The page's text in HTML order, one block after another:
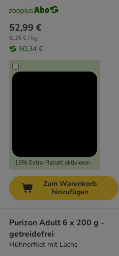
52,99 €
8,15 € / kg
50,34 €
-15% Extra-Rabatt aktivieren
Zum Warenkorb
hinzufügen
Purizon Adult 6 x 200 g -
getreidefrei
Hühnerfilet mit Lachs